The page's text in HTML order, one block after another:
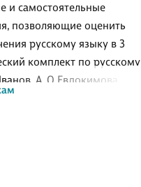
и самостоятельные
позволяющие оценить
русскому языку в 3
комплект по русскому
А. О.Евдокимова, М.
входящий в
Может быть использована